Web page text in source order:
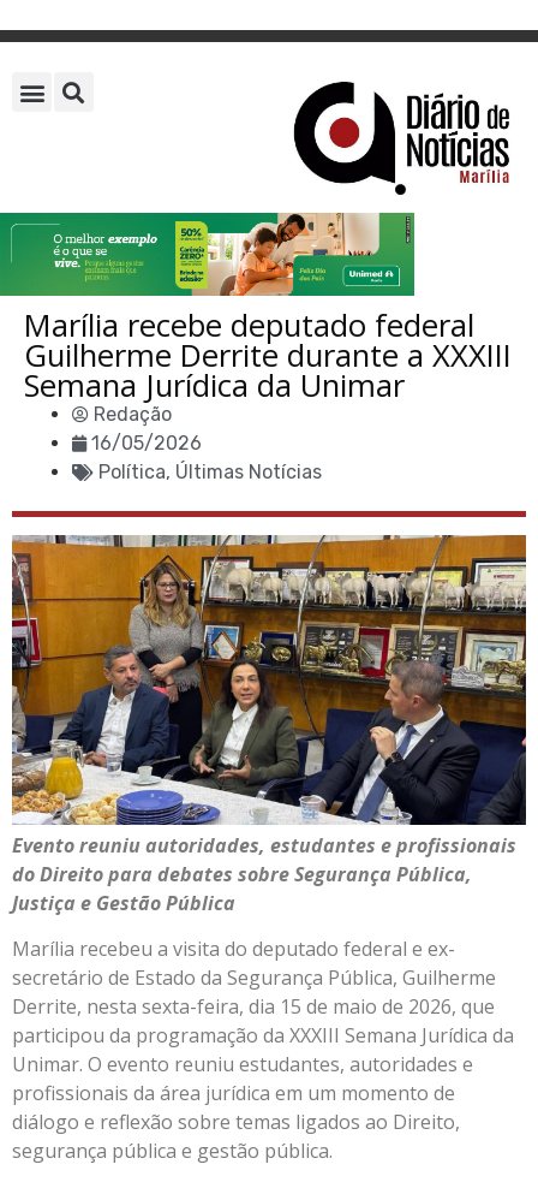
Marília recebe deputado federal
Guilherme Derrite durante a XXXIII
Semana Jurídica da Unimar
Redação
16/05/2026
Política, Últimas Notícias
Evento reuniu autoridades, estudantes e profissionais
do Direito para debates sobre Segurança Pública,
Justiça e Gestão Pública
Marília recebeu a visita do deputado federal e ex-
secretário de Estado da Segurança Pública, Guilherme
Derrite, nesta sexta-feira, dia 15 de maio de 2026, que
participou da programação da XXXIII Semana Jurídica da
Unimar. O evento reuniu estudantes, autoridades e
profissionais da área jurídica em um momento de
diálogo e reflexão sobre temas ligados ao Direito,
segurança pública e gestão pública.